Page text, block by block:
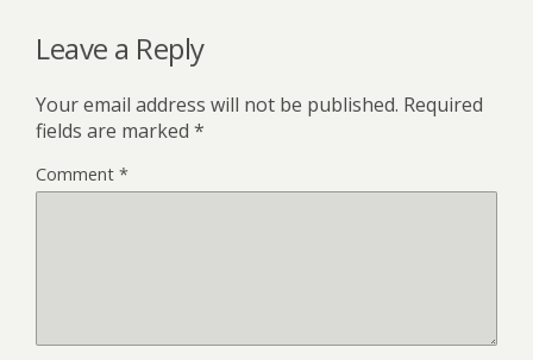
Leave a Reply
Your email address will not be published. Required
fields are marked *
Comment *